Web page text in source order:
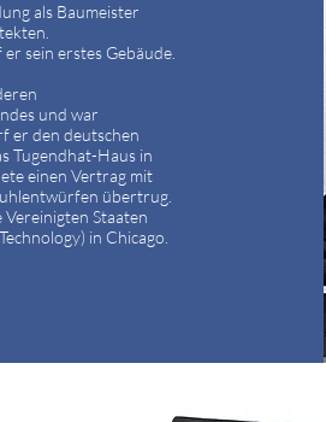
als Baumeister
sein erstes Gebäude.
und war
er den deutschen
Tugendhat-Haus in
einen Vertrag mit
übertrug.
Staaten
in Chicago.